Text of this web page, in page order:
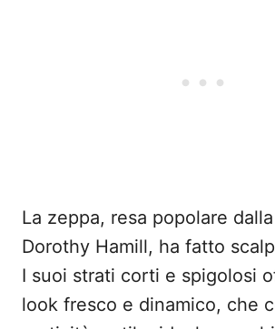
La zeppa, resa popolare
Dorothy Hamill, ha fatto
I suoi strati corti e spigolosi
look fresco e dinamico, che